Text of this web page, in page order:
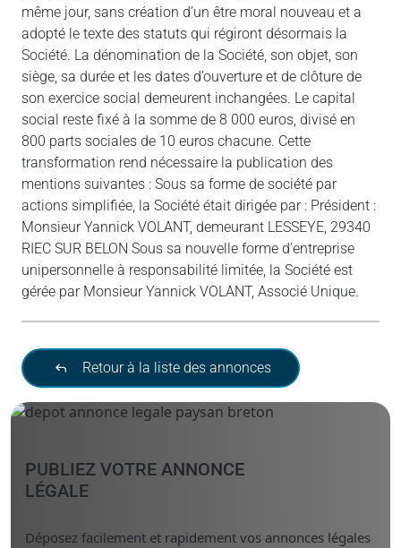
même jour, sans création d’un être moral nouveau et a
adopté le texte des statuts qui régiront désormais la
Société. La dénomination de la Société, son objet, son
siège, sa durée et les dates d’ouverture et de clôture de
son exercice social demeurent inchangées. Le capital
social reste fixé à la somme de 8 000 euros, divisé en
800 parts sociales de 10 euros chacune. Cette
transformation rend nécessaire la publication des
mentions suivantes : Sous sa forme de société par
actions simplifiée, la Société était dirigée par : Président :
Monsieur Yannick VOLANT, demeurant LESSEYE, 29340
RIEC SUR BELON Sous sa nouvelle forme d’entreprise
unipersonnelle à responsabilité limitée, la Société est
gérée par Monsieur Yannick VOLANT, Associé Unique.
Retour à la liste des annonces
PUBLIEZ VOTRE ANNONCE
LÉGALE
Déposez facilement et rapidement vos annonces légales